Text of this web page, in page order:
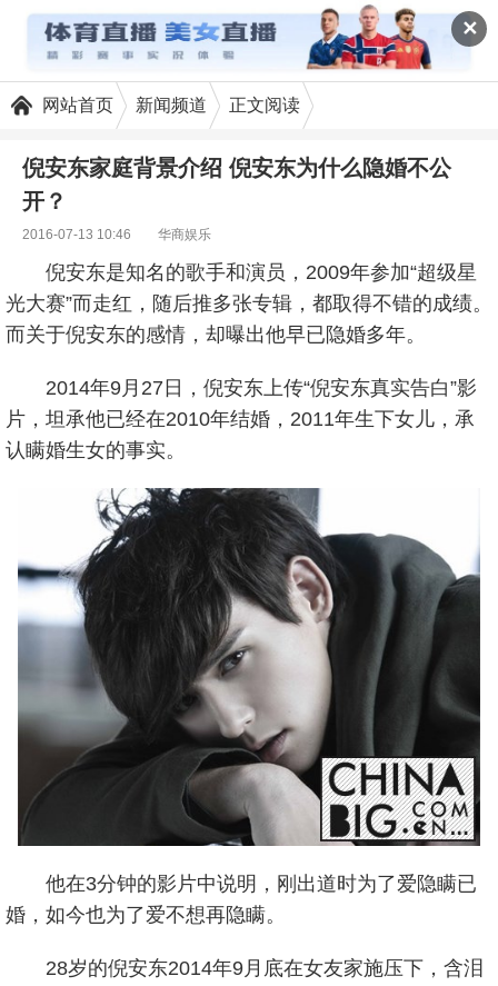
✕
网站首页 新闻频道 正文阅读
倪安东家庭背景介绍 倪安东为什么隐婚不公
开？
2016-07-13 10:46 华商娱乐
倪安东是知名的歌手和演员，2009年参加“超级星
光大赛”而走红，随后推多张专辑，都取得不错的成绩。
而关于倪安东的感情，却曝出他早已隐婚多年。
2014年9月27日，倪安东上传“倪安东真实告白”影
片，坦承他已经在2010年结婚，2011年生下女儿，承
认瞒婚生女的事实。
他在3分钟的影片中说明，刚出道时为了爱隐瞒已
婚，如今也为了爱不想再隐瞒。
28岁的倪安东2014年9月底在女友家施压下，含泪